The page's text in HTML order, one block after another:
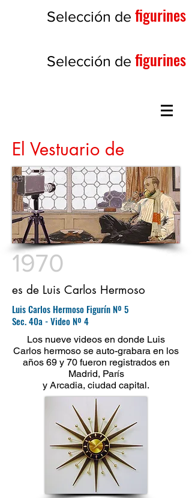
Selección de figurines
Selección de figurines
El Vestuario de
1970
es de Luis Carlos Hermoso
Luis Carlos Hermoso Figurín Nº 5
Sec. 40a - Video Nº 4
Los nueve videos en donde Luis
Carlos hermoso se auto-grabara en los
años 69 y 70 fueron registrados en
Madrid, París
y Arcadia, ciudad capital.